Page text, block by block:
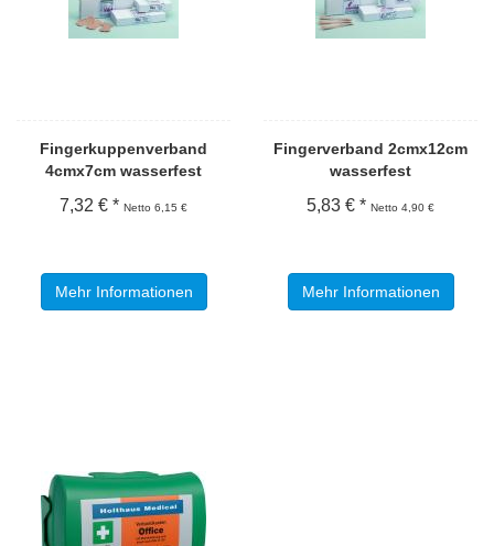
Fingerkuppenverband
4cmx7cm wasserfest
7,32 € * Netto 6,15 €
Mehr Informationen
Fingerverband 2cmx12cm
wasserfest
5,83 € * Netto 4,90 €
Mehr Informationen